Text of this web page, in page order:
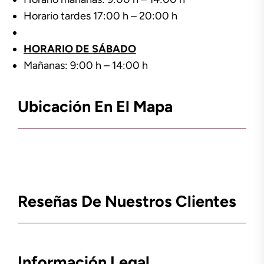
Horario tardes 17:00 h – 20:00 h
HORARIO DE SÁBADO
Mañanas: 9:00 h – 14:00 h
Ubicación En El Mapa
Reseñas De Nuestros Clientes